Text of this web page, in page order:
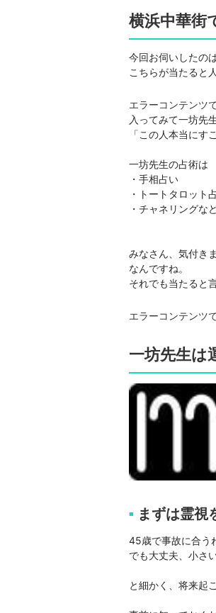
横浜中華街
今回お伺いしたの
こちらが当たると
エラーコンテンツ
入ってみて一坊先
「この人本当に
一坊先生の占術は
・手相占い
・トートタロット
・チャネリングな
みなさん、気付き
なんですね。
それでも当たると
エラーコンテンツ
一坊先生は
■ まずは霊視
45歳で事故に合う
でも大丈夫、小さ
と細かく、将来起